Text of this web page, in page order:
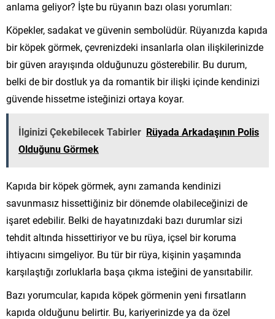
anlama geliyor? İşte bu rüyanın bazı olası yorumları:
Köpekler, sadakat ve güvenin sembolüdür. Rüyanızda kapıda
bir köpek görmek, çevrenizdeki insanlarla olan ilişkilerinizde
bir güven arayışında olduğunuzu gösterebilir. Bu durum,
belki de bir dostluk ya da romantik bir ilişki içinde kendinizi
güvende hissetme isteğinizi ortaya koyar.
İlginizi Çekebilecek Tabirler Rüyada Arkadaşının Polis
Olduğunu Görmek
Kapıda bir köpek görmek, aynı zamanda kendinizi
savunmasız hissettiğiniz bir dönemde olabileceğinizi de
işaret edebilir. Belki de hayatınızdaki bazı durumlar sizi
tehdit altında hissettiriyor ve bu rüya, içsel bir koruma
ihtiyacını simgeliyor. Bu tür bir rüya, kişinin yaşamında
karşılaştığı zorluklarla başa çıkma isteğini de yansıtabilir.
Bazı yorumcular, kapıda köpek görmenin yeni fırsatların
kapıda olduğunu belirtir. Bu, kariyerinizde ya da özel